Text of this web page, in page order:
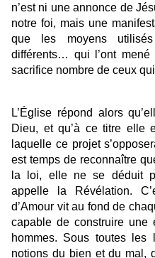
n’est ni une annonce de
notre foi, mais une
que les moyens
différents… qui l’ont
sacrifice nombre de ceux
L’Église répond alors
Dieu, et qu’à ce titre elle
laquelle ce projet
est temps de reconnaître
la loi, elle ne se déduit
appelle la Révélation.
d’Amour vit au fond de
capable de construire une
hommes. Sous toutes les
notions du bien et du mal,